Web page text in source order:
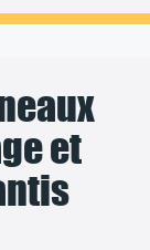
et